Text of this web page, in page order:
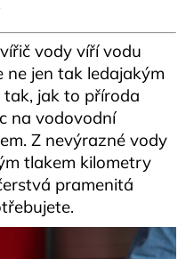
vody víří vodu
jen tak ledajakým
tak, jak to příroda
na vodovodní
Z nevýrazné vody
tlakem kilometry
pramenitá